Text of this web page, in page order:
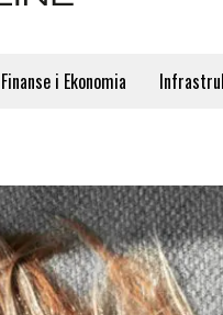
Finanse i Ekonomia